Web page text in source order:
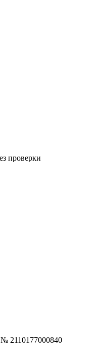
проверки
2110177000840